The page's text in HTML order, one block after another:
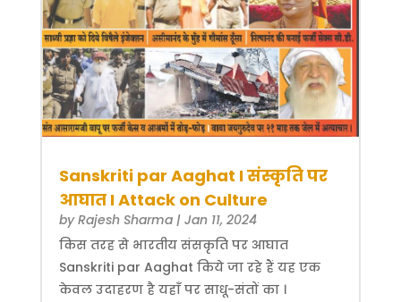
Sanskriti par Aaghat I संस्कृति पर
आघात I Attack on Culture
byRajesh Sharma| Jan 11, 2024
किस तरह से भारतीय संसकृति पर आघात
Sanskriti par Aaghat किये जा रहे हैं यह एक
केवल उदाहरण है यहाँ पर साधू-संतों का ।